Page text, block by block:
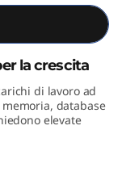
la crescita
di lavoro ad
database
elevate